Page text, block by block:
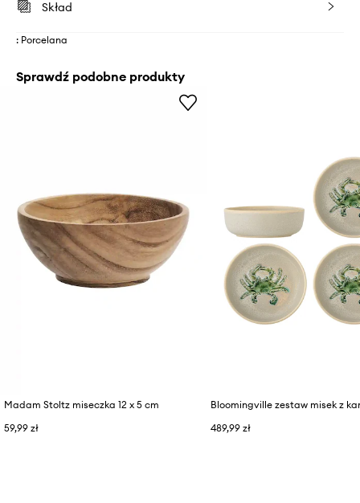
Skład
: Porcelana
Sprawdź podobne produkty
Madam Stoltz miseczka 12 x 5 cm
59,99 zł
489,99 zł